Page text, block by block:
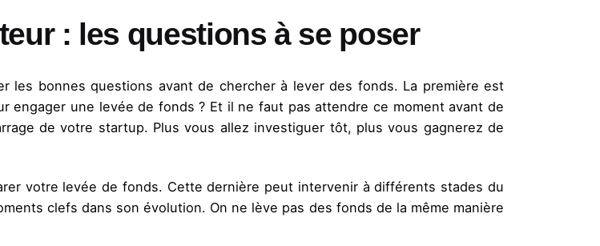
: les questions à se poser
les bonnes questions avant de chercher à lever des fonds. La première est
une levée de fonds ? Et il ne faut pas attendre ce moment avant de
de votre startup. Plus vous allez investiguer tôt, plus vous gagnerez de
votre levée de fonds. Cette dernière peut intervenir à différents stades du
clefs dans son évolution. On ne lève pas des fonds de la même manière